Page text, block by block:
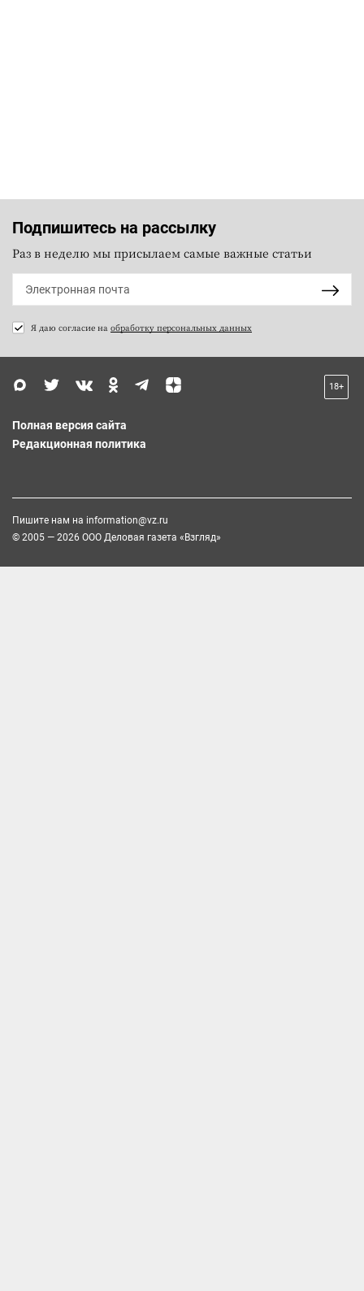
Подпишитесь на рассылку
Раз в неделю мы присылаем самые важные статьи
Я даю согласие на обработку персональных данных
18+
Полная версия сайта
Редакционная политика
Пишите нам на information@vz.ru
© 2005 — 2026 ООО Деловая газета «Взгляд»